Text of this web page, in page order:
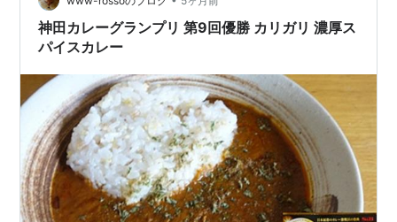
神田カレーグランプリ 第9回優勝 カリガリ 濃厚ス
パイスカレー